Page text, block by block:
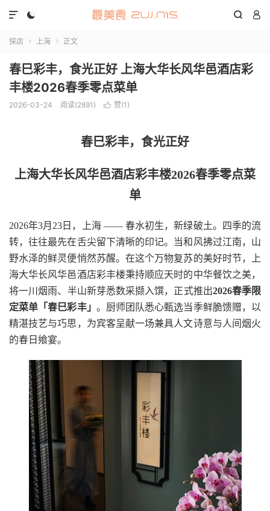
  

探店  上海  正文
春巳彩丰，食光正好 上海大华长风华邑酒店彩
丰楼2026春季零点菜单
2026-03-24 阅读(2891)  赞(1 )
春巳彩丰，食光正好
上海大华长风华邑酒店彩丰楼2026春季零点菜
单
2026年3月23日，上海 —— 春水初生，新绿破土。四季的流
转，往往最先在舌尖留下清晰的印记。当和风拂过江南，山
野水泽的鲜灵便悄然苏醒。在这个万物复苏的美好时节，上
海大华长风华邑酒店彩丰楼秉持顺应天时的中华餐饮之美，
将一川烟雨、半山新芽悉数采撷入馔，正式推出2026春季限
定菜单 「春巳彩丰」 。厨师团队悉心甄选当季鲜脆馈赠，以
精湛技艺与巧思，为宾客呈献一场兼具人文诗意与人间烟火
的春日 飨宴。